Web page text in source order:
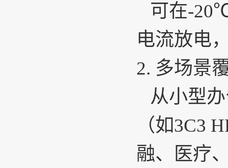
可在-
电流放电
2. 多场景
从小型
（如3C3
融、医疗